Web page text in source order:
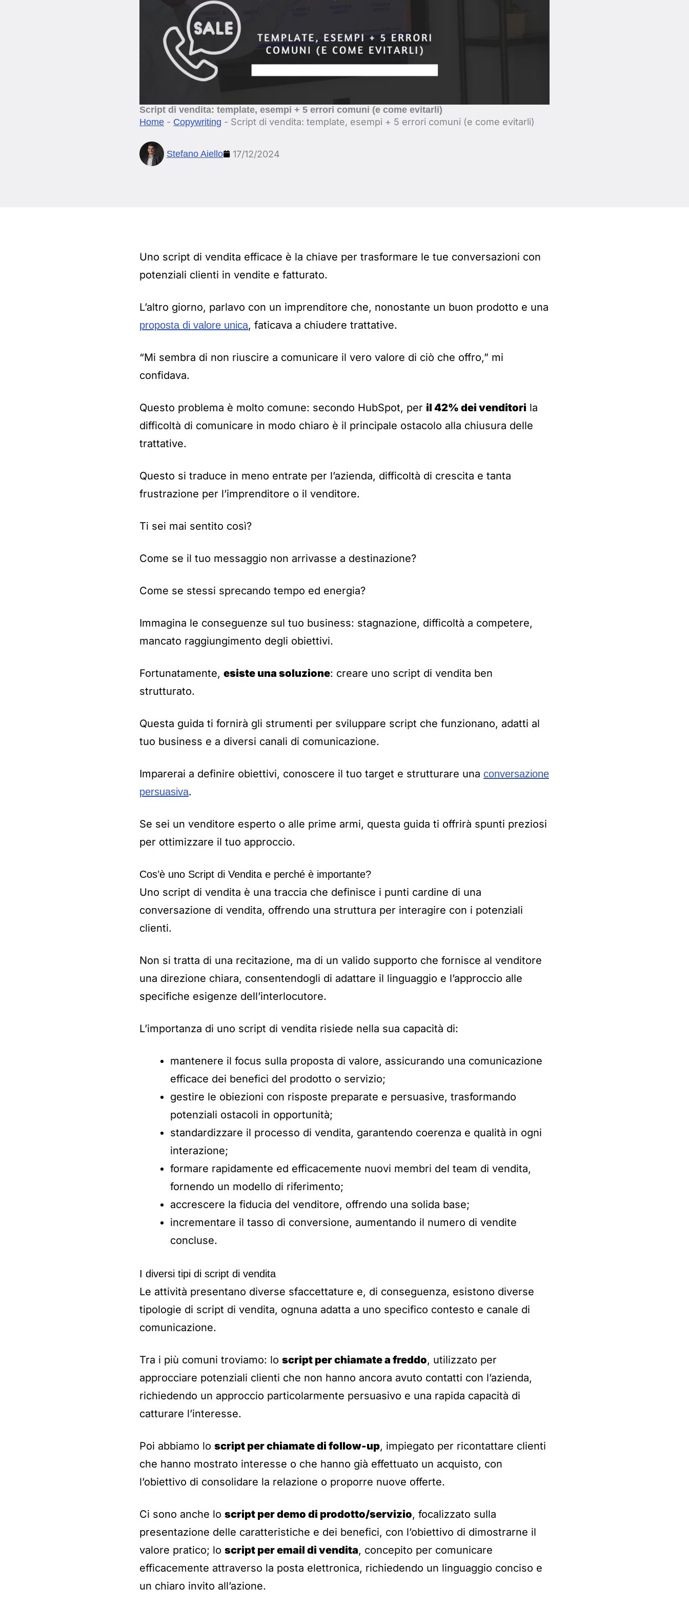
Script di vendita: template, esempi + 5 errori comuni (e come evitarli)
Home - Copywriting - Script di vendita: template, esempi + 5 errori comuni (e come evitarli)
Stefano Aiello 17/12/2024
Uno script di vendita efficace è la chiave per trasformare le tue conversazioni con
potenziali clienti in vendite e fatturato.
L’altro giorno, parlavo con un imprenditore che, nonostante un buon prodotto e una
proposta di valore unica, faticava a chiudere trattative.
“Mi sembra di non riuscire a comunicare il vero valore di ciò che offro,” mi
confidava.
Questo problema è molto comune: secondo HubSpot, per il 42% dei venditori la
difficoltà di comunicare in modo chiaro è il principale ostacolo alla chiusura delle
trattative.
Questo si traduce in meno entrate per l’azienda, difficoltà di crescita e tanta
frustrazione per l’imprenditore o il venditore.
Ti sei mai sentito così?
Come se il tuo messaggio non arrivasse a destinazione?
Come se stessi sprecando tempo ed energia?
Immagina le conseguenze sul tuo business: stagnazione, difficoltà a competere,
mancato raggiungimento degli obiettivi.
Fortunatamente, esiste una soluzione: creare uno script di vendita ben
strutturato.
Questa guida ti fornirà gli strumenti per sviluppare script che funzionano, adatti al
tuo business e a diversi canali di comunicazione.
Imparerai a definire obiettivi, conoscere il tuo target e strutturare una conversazione
persuasiva.
Se sei un venditore esperto o alle prime armi, questa guida ti offrirà spunti preziosi
per ottimizzare il tuo approccio.
Cos’è uno Script di Vendita e perché è importante?
Uno script di vendita è una traccia che definisce i punti cardine di una
conversazione di vendita, offrendo una struttura per interagire con i potenziali
clienti.
Non si tratta di una recitazione, ma di un valido supporto che fornisce al venditore
una direzione chiara, consentendogli di adattare il linguaggio e l’approccio alle
specifiche esigenze dell’interlocutore.
L’importanza di uno script di vendita risiede nella sua capacità di:
mantenere il focus sulla proposta di valore, assicurando una comunicazione
efficace dei benefici del prodotto o servizio;
gestire le obiezioni con risposte preparate e persuasive, trasformando
potenziali ostacoli in opportunità;
standardizzare il processo di vendita, garantendo coerenza e qualità in ogni
interazione;
formare rapidamente ed efficacemente nuovi membri del team di vendita,
fornendo un modello di riferimento;
accrescere la fiducia del venditore, offrendo una solida base;
incrementare il tasso di conversione, aumentando il numero di vendite
concluse.
I diversi tipi di script di vendita
Le attività presentano diverse sfaccettature e, di conseguenza, esistono diverse
tipologie di script di vendita, ognuna adatta a uno specifico contesto e canale di
comunicazione.
Tra i più comuni troviamo: lo script per chiamate a freddo, utilizzato per
approcciare potenziali clienti che non hanno ancora avuto contatti con l’azienda,
richiedendo un approccio particolarmente persuasivo e una rapida capacità di
catturare l’interesse.
Poi abbiamo lo script per chiamate di follow-up, impiegato per ricontattare clienti
che hanno mostrato interesse o che hanno già effettuato un acquisto, con
l’obiettivo di consolidare la relazione o proporre nuove offerte.
Ci sono anche lo script per demo di prodotto/servizio, focalizzato sulla
presentazione delle caratteristiche e dei benefici, con l’obiettivo di dimostrarne il
valore pratico; lo script per email di vendita, concepito per comunicare
efficacemente attraverso la posta elettronica, richiedendo un linguaggio conciso e
un chiaro invito all’azione.